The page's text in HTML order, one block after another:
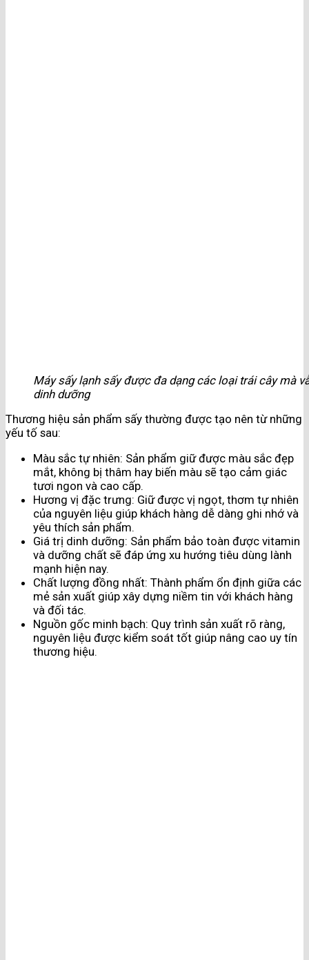
Máy sấy lạnh sấy được đa dạng các loại trái cây mà
dinh dưỡng
Thương hiệu sản phẩm sấy thường được tạo nên từ những
yếu tố sau:
Màu sắc tự nhiên: Sản phẩm giữ được màu sắc đẹp
mắt, không bị thâm hay biến màu sẽ tạo cảm giác
tươi ngon và cao cấp.
Hương vị đặc trưng: Giữ được vị ngọt, thơm tự nhiên
của nguyên liệu giúp khách hàng dễ dàng ghi nhớ và
yêu thích sản phẩm.
Giá trị dinh dưỡng: Sản phẩm bảo toàn được vitamin
và dưỡng chất sẽ đáp ứng xu hướng tiêu dùng lành
mạnh hiện nay.
Chất lượng đồng nhất: Thành phẩm ổn định giữa các
mẻ sản xuất giúp xây dựng niềm tin với khách hàng
và đối tác.
Nguồn gốc minh bạch: Quy trình sản xuất rõ ràng,
nguyên liệu được kiểm soát tốt giúp nâng cao uy tín
thương hiệu.